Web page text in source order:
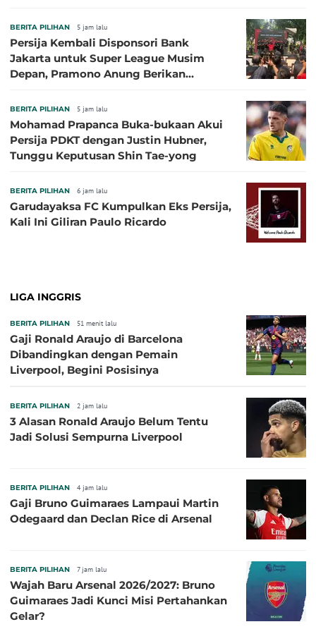
BERITA PILIHAN 5 jam lalu
Persija Kembali Disponsori Bank
Jakarta untuk Super League Musim
Depan, Pramono Anung Berikan
BERITA PILIHAN 5 jam lalu
Mohamad Prapanca Buka-bukaan Akui
Persija PDKT dengan Justin Hubner,
Tunggu Keputusan Shin Tae-yong
BERITA PILIHAN 6 jam lalu
Garudayaksa FC Kumpulkan Eks Persija,
Kali Ini Giliran Paulo Ricardo
LIGA INGGRIS
BERITA PILIHAN 51 menit lalu
Gaji Ronald Araujo di Barcelona
Dibandingkan dengan Pemain
Liverpool, Begini Posisinya
BERITA PILIHAN 2 jam lalu
3 Alasan Ronald Araujo Belum Tentu
Jadi Solusi Sempurna Liverpool
BERITA PILIHAN 4 jam lalu
Gaji Bruno Guimaraes Lampaui Martin
Odegaard dan Declan Rice di Arsenal
BERITA PILIHAN 7 jam lalu
Wajah Baru Arsenal 2026/2027: Bruno
Guimaraes Jadi Kunci Misi Pertahankan
Gelar?